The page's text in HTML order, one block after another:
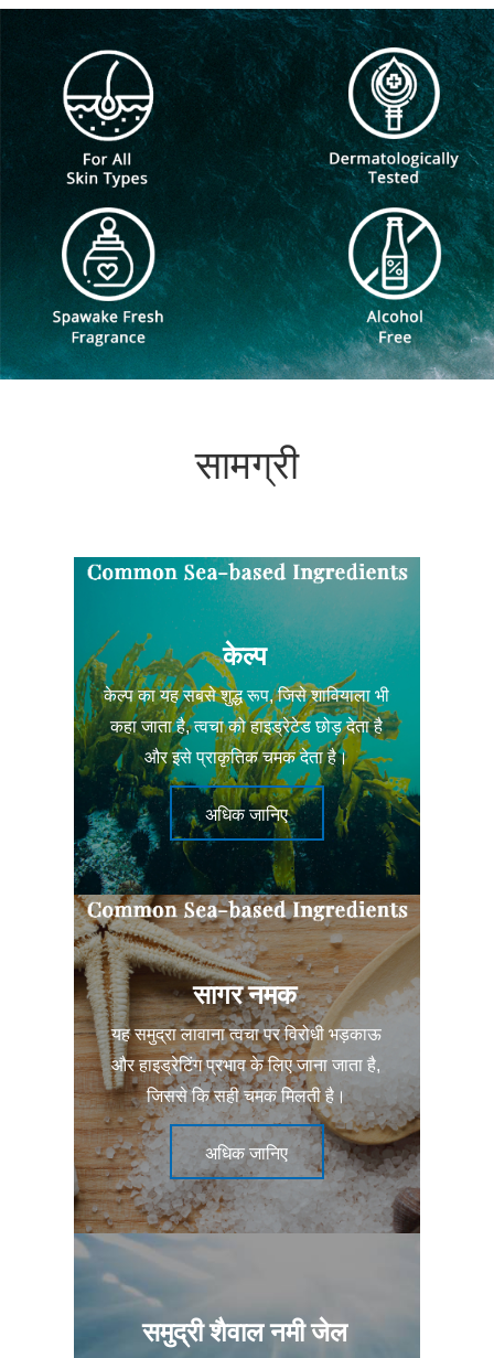
सामग्री
केल्प
केल्प का यह सबसे शुद्ध रूप, जिसे शावियाला भी
कहा जाता है, त्वचा को हाइड्रेटेड छोड़ देता है
और इसे प्राकृतिक चमक देता है।
अधिक जानिए
सागर नमक
यह समुद्रा लावाना त्वचा पर विरोधी भड़काऊ
और हाइड्रेटिंग प्रभाव के लिए जाना जाता है,
जिससे कि सही चमक मिलती है।
अधिक जानिए
समुद्री शैवाल नमी जेल